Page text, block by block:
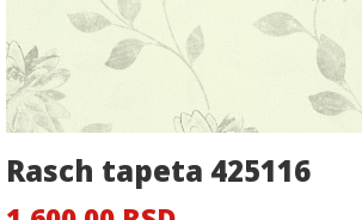
Rasch tapeta 425116